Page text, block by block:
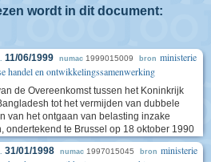
wordt in dit document:
11/06/1999 numac 1999015009 bron ministerie
handel en ontwikkelingssamenwerking
de Overeenkomst tussen het Koninkrijk
tot het vermijden van dubbele
van het ontgaan van belasting inzake
ondertekend te Brussel op 18 oktober 1990
31/01/1998 numac 1997015045 bron ministerie